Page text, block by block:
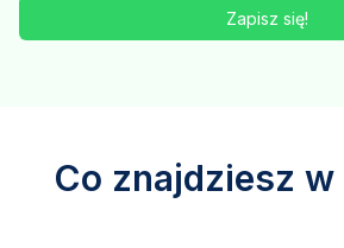
Zapisz się!
Co znajdziesz w